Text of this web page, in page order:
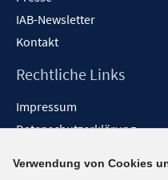
IAB-Newsletter
Kontakt
Rechtliche Links
Impressum
Datenschutzerklärung
Barrieren melden
Verwendung von Cookies